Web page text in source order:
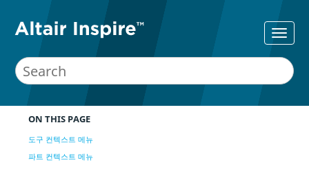
ON THIS PAGE
도구 컨텍스트 메뉴
파트 컨텍스트 메뉴